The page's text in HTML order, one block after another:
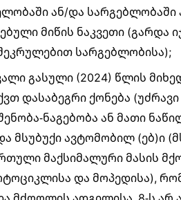
ან/და სარგებლობაში
მიწის ნაკვეთი (გარდა
სარგებლობისა);
გასული (2024) წლის
დასაბეგრი ქონება (უძრავი
ნაგებობა ან მათი
მსუბუქი ავტომობილ (ებ)ი
მაქსიმალური მასის
და მოპედისა),